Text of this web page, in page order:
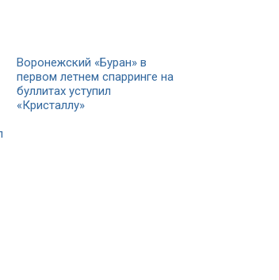
Воронежский «Буран» в
первом летнем спарринге на
буллитах уступил
«Кристаллу»